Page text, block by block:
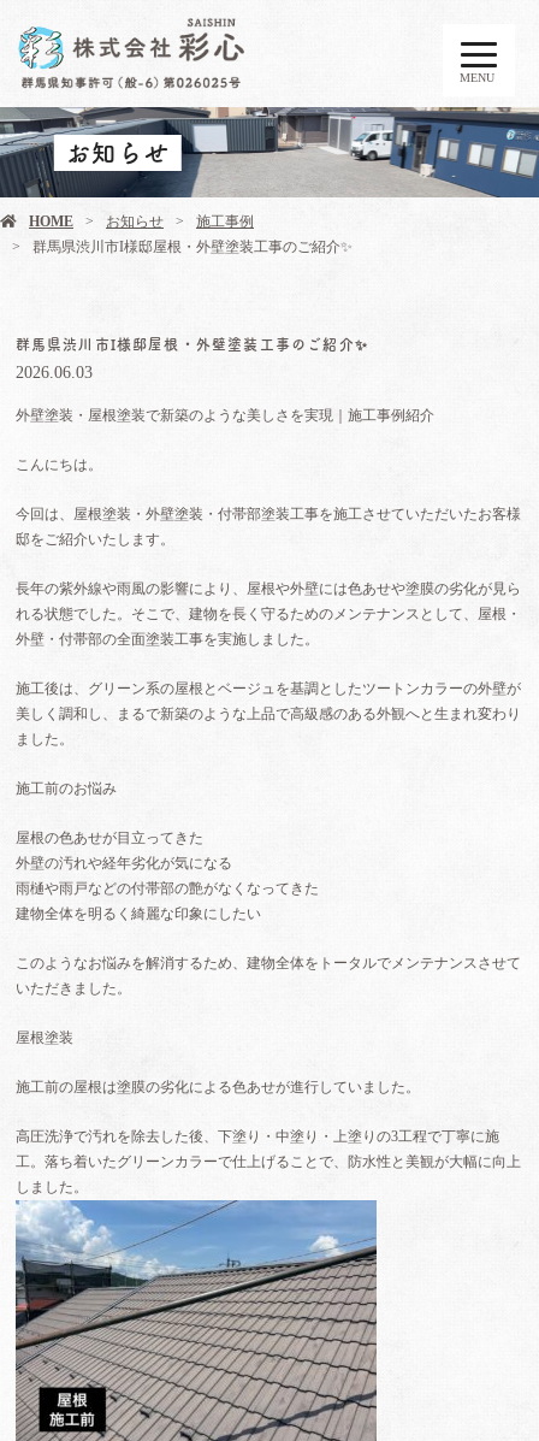
MENU
お知らせ
HOME お知らせ
施工事例
群馬県渋川市I様邸屋根・外壁塗装工事のご紹介✨
群馬県渋川市I様邸屋根・外壁塗装工事のご紹介✨
2026.06.03
外壁塗装・屋根塗装で新築のような美しさを実現｜施工事例紹介
こんにちは。
今回は、屋根塗装・外壁塗装・付帯部塗装工事を施工させていただいたお客様
邸をご紹介いたします。
長年の紫外線や雨風の影響により、屋根や外壁には色あせや塗膜の劣化が見ら
れる状態でした。そこで、建物を長く守るためのメンテナンスとして、屋根・
外壁・付帯部の全面塗装工事を実施しました。
施工後は、グリーン系の屋根とベージュを基調としたツートンカラーの外壁が
美しく調和し、まるで新築のような上品で高級感のある外観へと生まれ変わり
ました。
施工前のお悩み
屋根の色あせが目立ってきた
外壁の汚れや経年劣化が気になる
雨樋や雨戸などの付帯部の艶がなくなってきた
建物全体を明るく綺麗な印象にしたい
このようなお悩みを解消するため、建物全体をトータルでメンテナンスさせて
いただきました。
屋根塗装
施工前の屋根は塗膜の劣化による色あせが進行していました。
高圧洗浄で汚れを除去した後、下塗り・中塗り・上塗りの3工程で丁寧に施
工。落ち着いたグリーンカラーで仕上げることで、防水性と美観が大幅に向上
しました。